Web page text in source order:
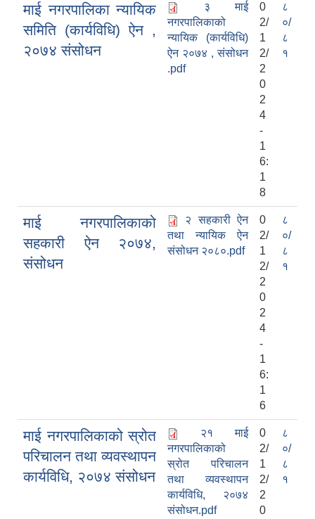
माई नगरपालिका न्यायिक
समिति (कार्यविधि) ऐन ,
२०७४ संसोधन
३ माई
नगरपालिकाको
न्यायिक (कार्यविधि)
ऐन २०७४ , संसोधन
.pdf
0
2/
1
2/
2
0
2
4
-
1
6:
1
8
८
०/
८
१
माई नगरपालिकाको
सहकारी ऐन २०७४,
संसोधन
२ सहकारी ऐन
तथा न्यायिक ऐन
संसोधन २०८०.pdf
0
2/
1
2/
2
0
2
4
-
1
6:
1
6
८
०/
८
१
माई नगरपालिकाको स्रोत
परिचालन तथा व्यवस्थापन
कार्यविधि, २०७४ संसोधन
२१ माई
नगरपालिकाको
स्रोत परिचालन
तथा व्यवस्थापन
कार्यविधि, २०७४
संसोधन.pdf
0
2/
1
2/
2
0
८
०/
८
१